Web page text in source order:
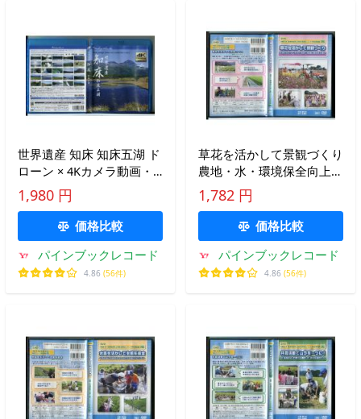
世界遺産 知床 知床五湖 ド
ローン × 4Kカメラ動画・
映像/ブルーレイ BD 中古
セル版/e1504
1,980 円
価格比較
パインブックレコード
4.86 (56件)
草花を活かして景観づくり
農地・水・環境保全向上対
策 支援シリーズ 共同活動
編 NO.2/DVD 中古 セル
版/e0318
1,782 円
価格比較
パインブックレコード
4.86 (56件)